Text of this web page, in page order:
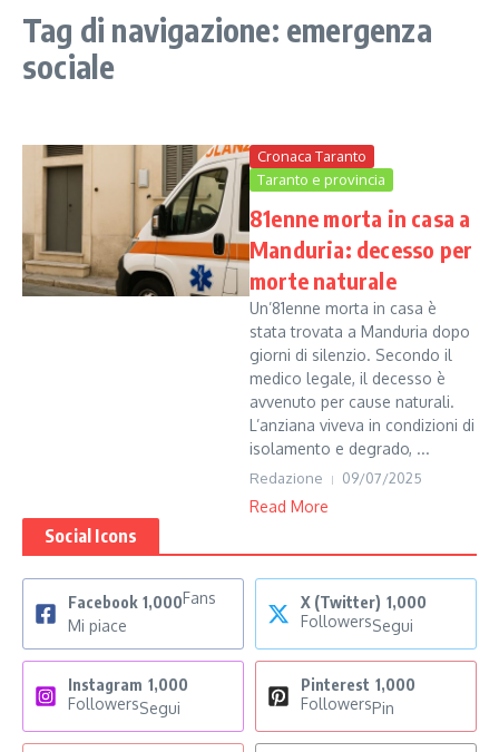
Tag di navigazione: emergenza
sociale
Cronaca Taranto
Taranto e provincia
81enne morta in casa a
Manduria: decesso per
morte naturale
Un’81enne morta in casa è
stata trovata a Manduria dopo
giorni di silenzio. Secondo il
medico legale, il decesso è
avvenuto per cause naturali.
L’anziana viveva in condizioni di
isolamento e degrado, ...
Redazione 09/07/2025
Read More
Social Icons
Facebook 1,000Fans
Mi piace
X (Twitter) 1,000
FollowersSegui
Instagram 1,000
FollowersSegui
Pinterest 1,000
FollowersPin